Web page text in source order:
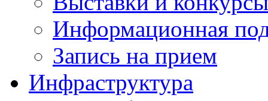
Информационная
Запись на прием
Инфраструктура